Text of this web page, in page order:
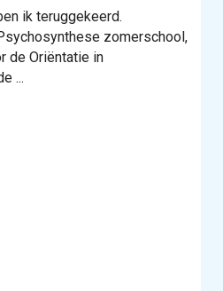
ik teruggekeerd.
zomerschool,
de Oriëntatie in
...